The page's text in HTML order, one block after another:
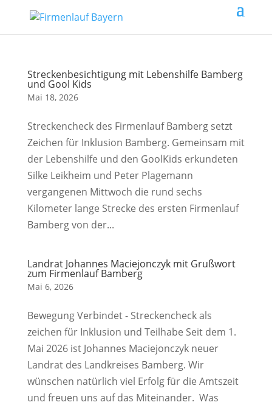
Streckenbesichtigung mit Lebenshilfe Bamberg
und Gool Kids
Mai 18, 2026
Streckencheck des Firmenlauf Bamberg setzt
Zeichen für Inklusion Bamberg. Gemeinsam mit
der Lebenshilfe und den GoolKids erkundeten
Silke Leikheim und Peter Plagemann
vergangenen Mittwoch die rund sechs
Kilometer lange Strecke des ersten Firmenlauf
Bamberg von der...
Landrat Johannes Maciejonczyk mit Grußwort
zum Firmenlauf Bamberg
Mai 6, 2026
Bewegung Verbindet - Streckencheck als
zeichen für Inklusion und Teilhabe Seit dem 1.
Mai 2026 ist Johannes Maciejonczyk neuer
Landrat des Landkreises Bamberg. Wir
wünschen natürlich viel Erfolg für die Amtszeit
und freuen uns auf das Miteinander. Was